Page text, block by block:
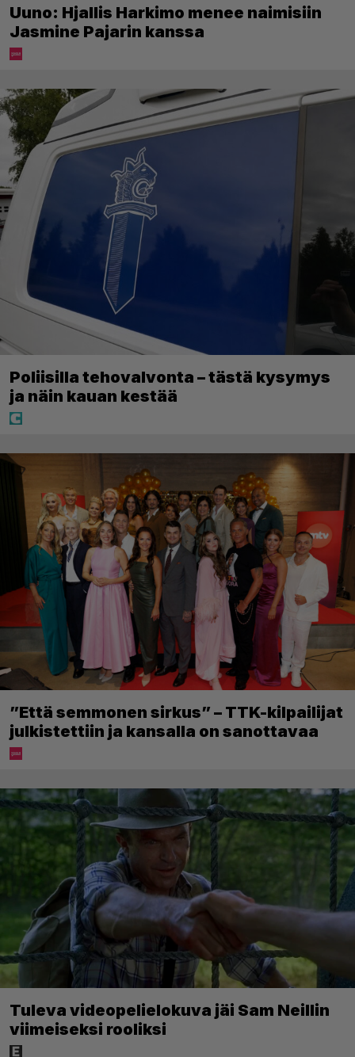
Uuno: Hjallis Harkimo menee naimisiin
Jasmine Pajarin kanssa
Poliisilla tehovalvonta – tästä kysymys
ja näin kauan kestää
”Että semmonen sirkus” – TTK-kilpailijat
julkistettiin ja kansalla on sanottavaa
Tuleva videopelielokuva jäi Sam Neillin
viimeiseksi rooliksi